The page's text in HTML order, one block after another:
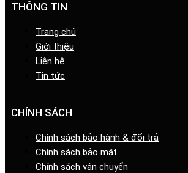
THÔNG TIN
Trang chủ
Giới thiệu
Liên hệ
Tin tức
CHÍNH SÁCH
Chính sách bảo hành & đổi trả
Chính sách bảo mật
Chính sách vận chuyển